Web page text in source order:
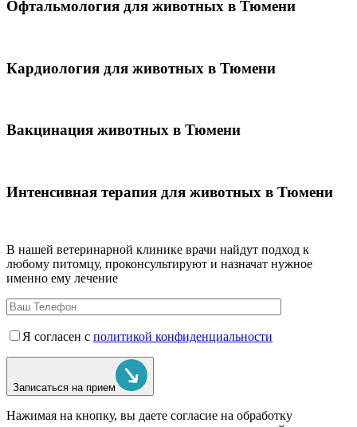
Офтальмология для животных в Тюмени
Кардиология для животных в Тюмени
Вакцинация животных в Тюмени
Интенсивная терапия для животных в Тюмени
В нашей ветеринарной клинике врачи найдут подход к
любому питомцу, проконсультируют и назначат нужное
именно ему лечение
Я согласен с политикой конфиденциальности
Записаться на прием
Нажимая на кнопку, вы даете согласие на обработку